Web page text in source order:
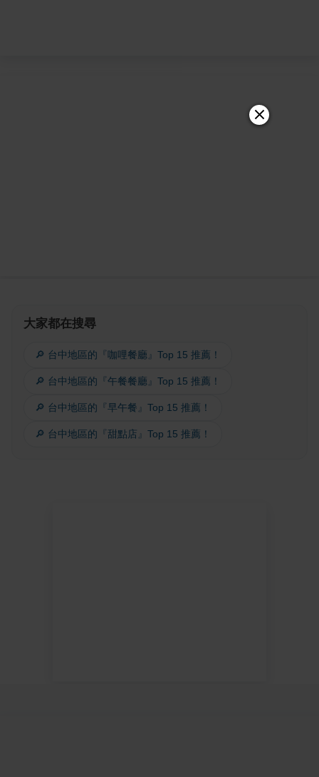
大家都在搜尋
🔎 台中地區的『咖哩餐廳』Top 15 推薦！
🔎 台中地區的『午餐餐廳』Top 15 推薦！
🔎 台中地區的『早午餐』Top 15 推薦！
🔎 台中地區的『甜點店』Top 15 推薦！